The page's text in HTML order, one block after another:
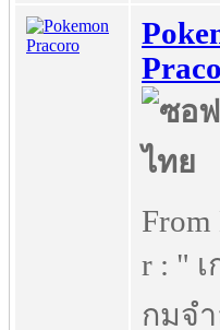
From
r : "
กมจ